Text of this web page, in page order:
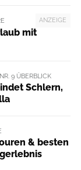
ANZEIGE
mit
9 ÜBERBLICK
Schlern,
& besten